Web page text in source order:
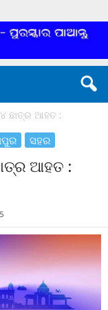
ଛାତ୍ର ଆହତ :
ସହର
ଆହତ :